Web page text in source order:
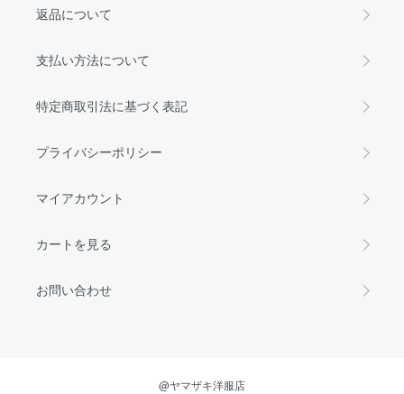
返品について
支払い方法について
特定商取引法に基づく表記
プライバシーポリシー
マイアカウント
カートを見る
お問い合わせ
@ヤマザキ洋服店